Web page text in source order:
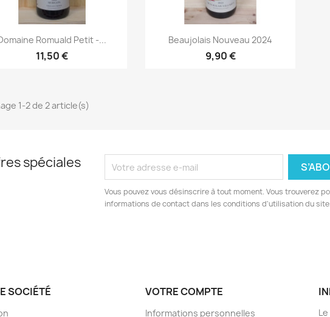
Aperçu rapide
Romuald Petit -...
11,50 €
Aperçu rapide
Beaujolais Nouveau 2024
9,90 €
1-2 de 2 article(s)
spéciales
Vous pouvez vous désinscrire à tout moment. Vous trouverez
informations de contact dans les conditions d'utilisation du site.
SOCIÉTÉ VOTRE COMPTE
Informations personnelles